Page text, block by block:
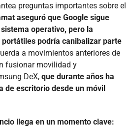
preguntas importantes sobre el
aseguró que Google sigue
operativo, pero la
podría canibalizar parte
a movimientos anteriores de
fusionar movilidad y
DeX, que durante años ha
de escritorio desde un móvil
llega en un momento clave: